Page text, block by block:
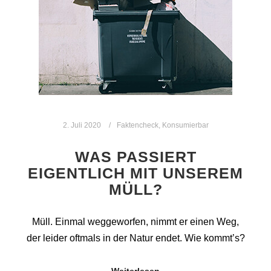
2. Juli 2020 Faktencheck, Konsumierbar
WAS PASSIERT
EIGENTLICH MIT UNSEREM
MÜLL?
Müll. Einmal weggeworfen, nimmt er einen Weg,
der leider oftmals in der Natur endet. Wie kommt’s?